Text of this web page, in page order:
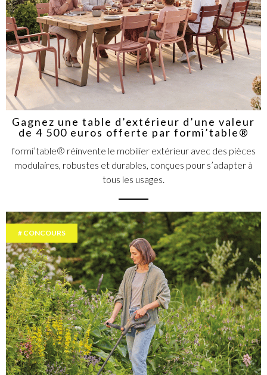
Gagnez une table d’extérieur d’une valeur
de 4 500 euros offerte par formi’table®
formi’table® réinvente le mobilier extérieur avec des pièces
modulaires, robustes et durables, conçues pour s’adapter à
tous les usages.
CONCOURS